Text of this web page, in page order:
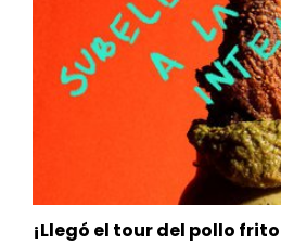
¡Llegó el tour del pollo